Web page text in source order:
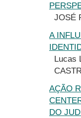
JOSÉ
A
Lucas
AÇÃO
DO